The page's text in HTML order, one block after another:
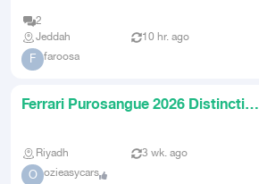
2
Jeddah
10 hr. ago
F faroosa
Ferrari Purosangue 2026 Distinctive
Riyadh 3 wk. ago
O ozieasycars